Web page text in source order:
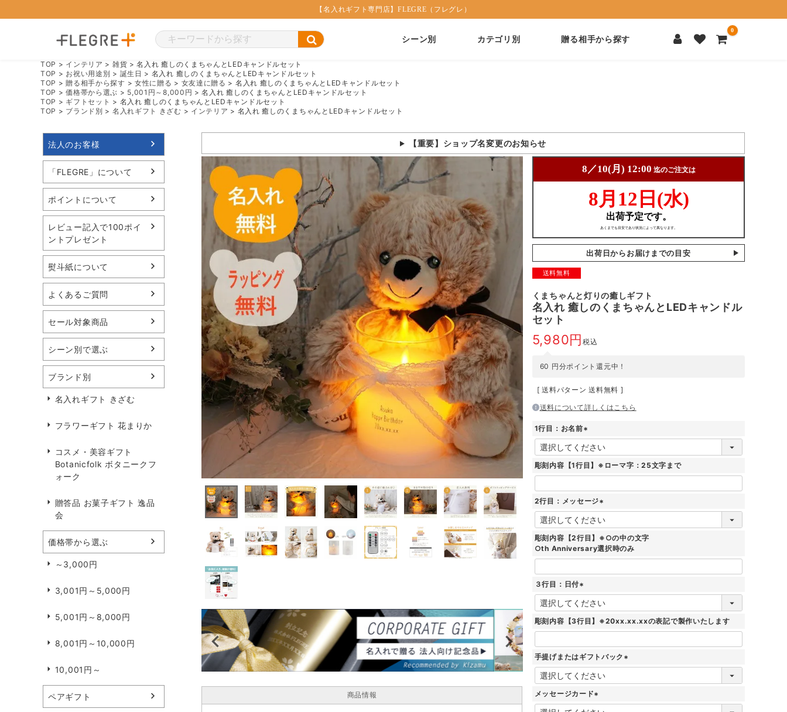
【名入れギフト専門店】FLEGRE（フレグレ）
シーン別 カテゴリ別 贈る相手から探す
0
TOP インテリア 雑貨
名入れ 癒しのくまちゃんとLEDキャンドルセット
TOP
お祝い用途別 誕生日
名入れ 癒しのくまちゃんとLEDキャンドルセット
TOP
贈る相手から探す 女性に贈る 女友達に贈る
名入れ 癒しのくまちゃんとLEDキャンドルセット
TOP
価格帯から選ぶ 5,001円～8,000円
名入れ 癒しのくまちゃんとLEDキャンドルセット
TOP
ギフトセット
名入れ 癒しのくまちゃんとLEDキャンドルセット
TOP
ブランド別 名入れギフト きざむ インテリア 名入れ 癒しのくまちゃんとLEDキャンドルセット
法人のお客様
「FLEGRE」について
ポイントについて
レビュー記入で100ポイ
ントプレゼント
熨斗紙について
よくあるご質問
セール対象商品
シーン別で選ぶ
ブランド別
名入れギフト きざむ
フラワーギフト 花まりか
コスメ・美容ギフト
Botanicfolk ボタニークフ
ォーク
贈答品 お菓子ギフト 逸品
会
価格帯から選ぶ
～3,000円
3,001円～5,000円
5,001円～8,000円
8,001円～10,000円
10,001円～
ペアギフト
【重要】ショップ名変更のお知らせ
商品情報
出荷日からお届けまでの目安
送料無料
くまちゃんと灯りの癒しギフト
名入れ 癒しのくまちゃんとLEDキャンドル
セット
5,980 税込
60 円分ポイント還元中！
送料パターン 送料無料
送料について詳しくはこちら
1行目：お名前
(
必
須
彫刻内容【1行目】※ローマ字：25文字まで
2行目：メッセージ
(
必
須
)
彫刻内容【2行目】※○の中の文字
○th Anniversary選択時のみ
３行目：日付
(
必
須
彫刻内容【3行目】※20xx.xx.xxの表記で製作いたします
手提げまたはギフトバック
(
メッセージカード
(